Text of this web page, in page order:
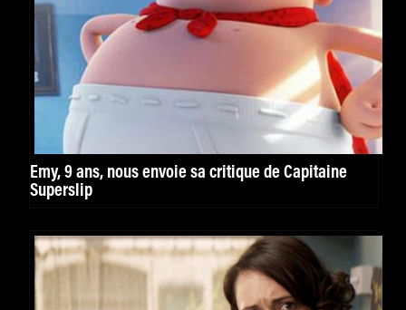
Emy, 9 ans, nous envoie sa critique de Capitaine
Superslip